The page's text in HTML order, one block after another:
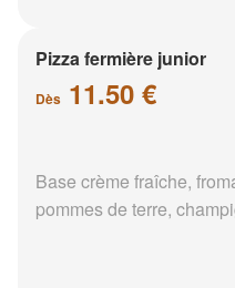
Pizza fermière junior
Dès 11.50 €
Base crème fraîche,
pommes de terre,